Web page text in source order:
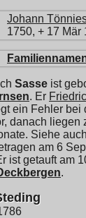
Johann
1750, + 17 Mär
Sasse ist
. Er
ein Fehler bei
danach liegen
Siehe
am 6
ist getauft am
.